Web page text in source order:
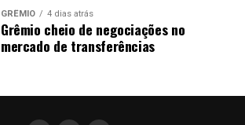
GRÊMIO 4 dias atrás
Grêmio cheio de negociações no
mercado de transferências